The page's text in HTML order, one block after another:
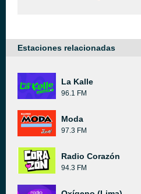
Estaciones relacionadas
La Kalle
96.1 FM
Moda
97.3 FM
Radio Corazón
94.3 FM